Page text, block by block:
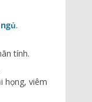
.
tính.
họng, viêm